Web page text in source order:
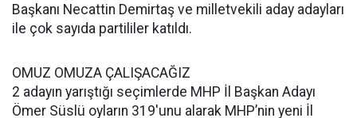
Başkanı Necattin Demirtaş ve milletvekili aday adayları
ile çok sayıda partililer katıldı.
OMUZ OMUZA ÇALIŞACAĞIZ
2 adayın yarıştığı seçimlerde MHP İl Başkan Adayı
Ömer Süslü oyların 319'unu alarak MHP’nin yeni İl